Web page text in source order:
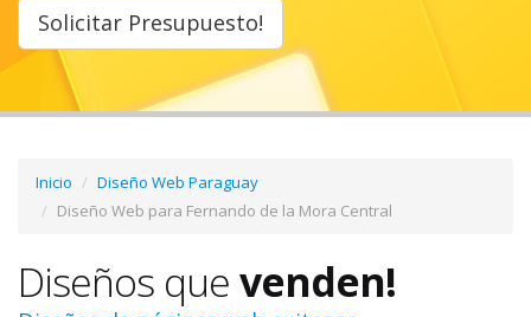
Solicitar Presupuesto!
Inicio
Diseño Web Paraguay
Diseño Web para Fernando de la Mora Central
Diseños quevenden!